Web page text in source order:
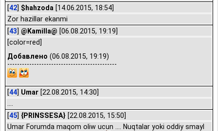
[42] $hahzoda [14.06.2015, 18:54]
Zor hazillar ekanmi
[43] @Kamilla@ [06.08.2015, 19:19]
[color=red]
Добавлено (06.08.2015, 19:19)
---------------------------------------------
[44] Umar [22.08.2015, 14:30]
[45] {PRINSSESA} [22.08.2015, 15:50]
Umar Forumda maqom oliw ucun .... Nuqtalar yoki oddiy smayl